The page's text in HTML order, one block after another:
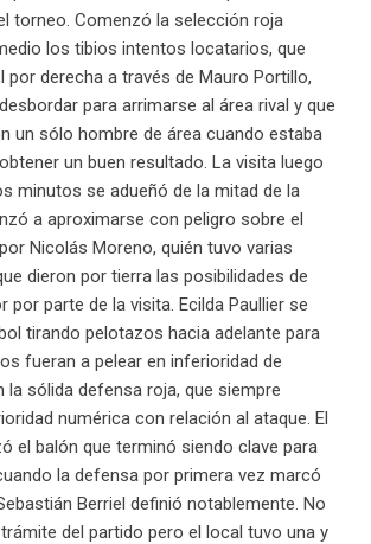
torneo. Comenzó la selección roja
los tibios intentos locatarios, que
por derecha a través de Mauro Portillo,
para arrimarse al área rival y que
un sólo hombre de área cuando estaba
un buen resultado. La visita luego
minutos se adueñó de la mitad de la
a aproximarse con peligro sobre el
Nicolás Moreno, quién tuvo varias
dieron por tierra las posibilidades de
por parte de la visita. Ecilda Paullier se
tirando pelotazos hacia adelante para
fueran a pelear en inferioridad de
la sólida defensa roja, que siempre
numérica con relación al ataque. El
el balón que terminó siendo clave para
la defensa por primera vez marcó
Berriel definió notablemente. No
del partido pero el local tuvo una y